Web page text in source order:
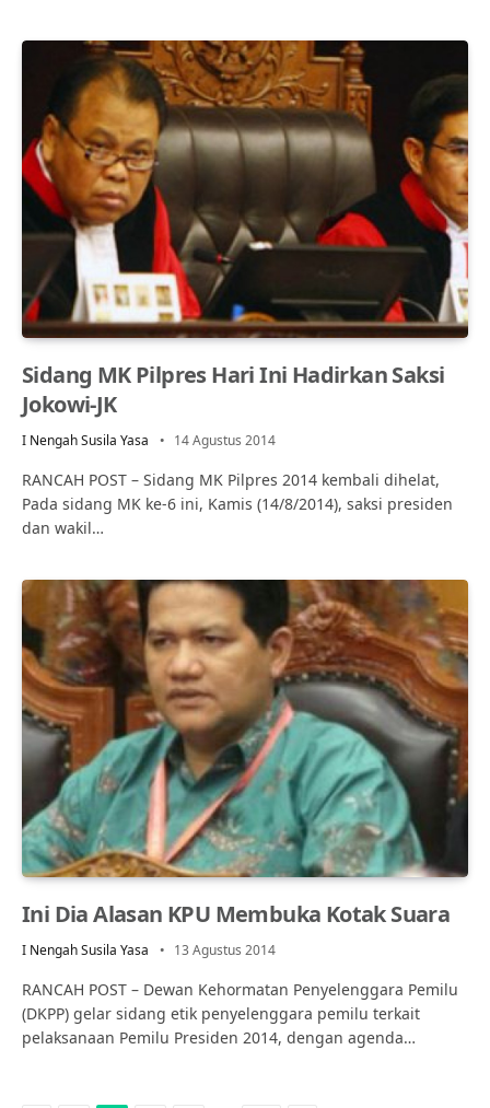
Sidang MK Pilpres Hari Ini Hadirkan Saksi
Jokowi-JK
I Nengah Susila Yasa 14 Agustus 2014
RANCAH POST – Sidang MK Pilpres 2014 kembali dihelat,
Pada sidang MK ke-6 ini, Kamis (14/8/2014), saksi presiden
dan wakil…
Ini Dia Alasan KPU Membuka Kotak Suara
I Nengah Susila Yasa 13 Agustus 2014
RANCAH POST – Dewan Kehormatan Penyelenggara Pemilu
(DKPP) gelar sidang etik penyelenggara pemilu terkait
pelaksanaan Pemilu Presiden 2014, dengan agenda…